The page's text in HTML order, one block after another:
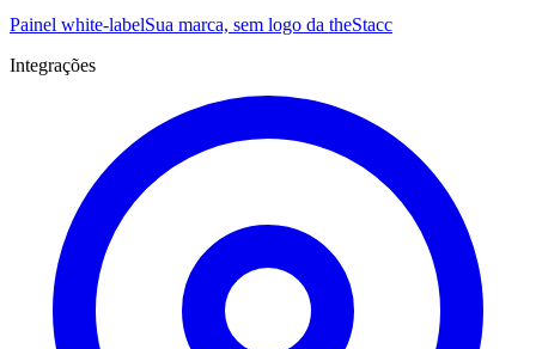
Painel white-labelSua marca, sem logo da theStacc
Integrações